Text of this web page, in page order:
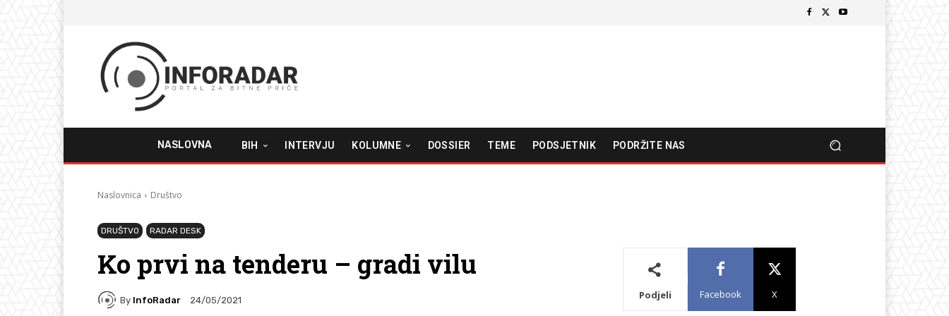
NASLOVNA BIH INTERVJU KOLUMNE DOSSIER TEME PODSJETNIK PODRŽITE NAS
Naslovnica Društvo
DRUŠTVO RADAR DESK
Ko prvi na tenderu – gradi vilu
By InfoRadar 24/05/2021 Podjeli Facebook X